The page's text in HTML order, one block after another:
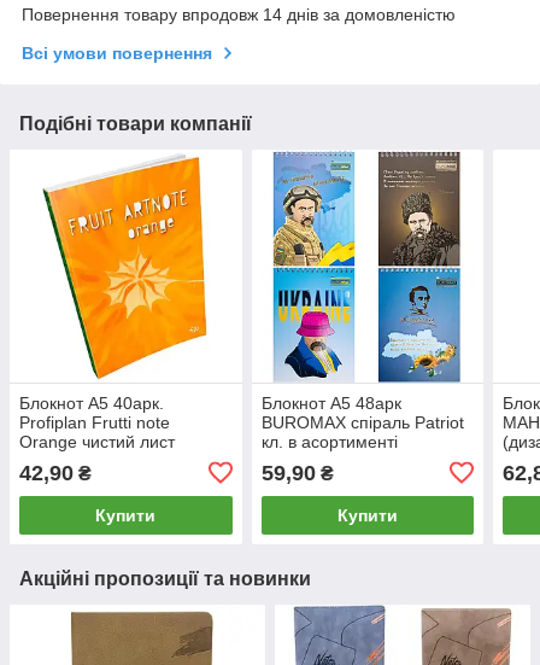
Повернення товару впродовж 14 днів за домовленістю
Всі умови повернення
Подібні товари компанії
Блокнот А5 40арк.
Profiplan Frutti note
Orange чистий лист
42,90 ₴
Купити
Блокнот А5 48арк
BUROMAX спіраль Patriot
кл. в асортименті
59,90₴
Купити
Акційні пропозиції та новинки